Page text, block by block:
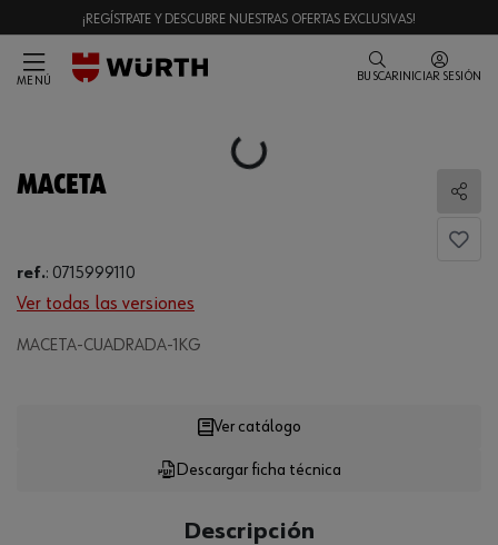
¡REGÍSTRATE Y DESCUBRE NUESTRAS OFERTAS EXCLUSIVAS!
MENÚ BUSCAR INICIAR SESIÓN
Loading...
MACETA
ref.: 0715999110
Ver todas las versiones
MACETA-CUADRADA-1KG
Loading...
Descargar ficha técnica
Ver catálogo
Descripción